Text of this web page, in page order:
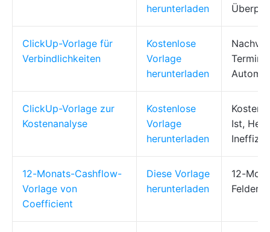
herunterladen
ClickUp-Vorlage für
Verbindlichkeiten
Kostenlose
Vorlage
herunterladen
ClickUp-Vorlage zur
Kostenanalyse
Kostenlose
Vorlage
herunterladen
Ist,
12-Monats-Cashflow-
Vorlage von
Coefficient
Diese Vorlage
herunterladen
12-
Felder,